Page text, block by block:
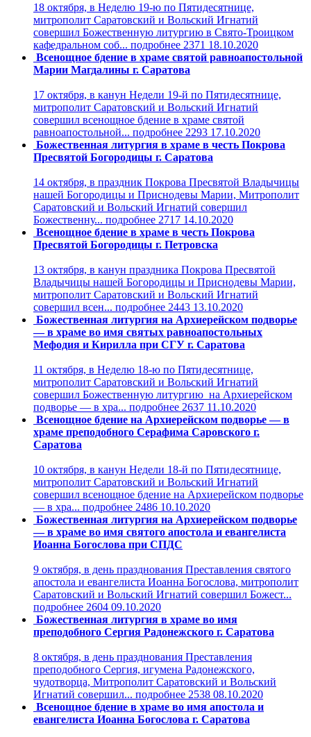
18 октября, в Неделю 19-ю по Пятидесятнице,
митрополит Саратовский и Вольский Игнатий
совершил Божественную литургию в Свято-Троицком
кафедральном соб... подробнее 2371 18.10.2020
Всенощное бдение в храме святой равноапостольной
Марии Магдалины г. Саратова
17 октября, в канун Недели 19-й по Пятидесятнице,
митрополит Саратовский и Вольский Игнатий
совершил всенощное бдение в храме святой
равноапостольной... подробнее 2293 17.10.2020
Божественная литургия в храме в честь Покрова
Пресвятой Богородицы г. Саратова
14 октября, в праздник Покрова Пресвятой Владычицы
нашей Богородицы и Приснодевы Марии, Митрополит
Саратовский и Вольский Игнатий совершил
Божественну... подробнее 2717 14.10.2020
Всенощное бдение в храме в честь Покрова
Пресвятой Богородицы г. Петровска
13 октября, в канун праздника Покрова Пресвятой
Владычицы нашей Богородицы и Приснодевы Марии,
митрополит Саратовский и Вольский Игнатий
совершил всен... подробнее 2443 13.10.2020
Божественная литургия на Архиерейском подворье
— в храме во имя святых равноапостольных
Мефодия и Кирилла при СГУ г. Саратова
11 октября, в Неделю 18-ю по Пятидесятнице,
митрополит Саратовский и Вольский Игнатий
совершил Божественную литургию на Архиерейском
подворье — в хра... подробнее 2637 11.10.2020
Всенощное бдение на Архиерейском подворье — в
храме преподобного Серафима Саровского г.
Саратова
10 октября, в канун Недели 18-й по Пятидесятнице,
митрополит Саратовский и Вольский Игнатий
совершил всенощное бдение на Архиерейском подворье
— в хра... подробнее 2486 10.10.2020
Божественная литургия на Архиерейском подворье
— в храме во имя святого апостола и евангелиста
Иоанна Богослова при СПДС
9 октября, в день празднования Преставления святого
апостола и евангелиста Иоанна Богослова, митрополит
Саратовский и Вольский Игнатий совершил Божест...
подробнее 2604 09.10.2020
Божественная литургия в храме во имя
преподобного Сергия Радонежского г. Саратова
8 октября, в день празднования Преставления
преподобного Сергия, игумена Радонежского,
чудотворца, Митрополит Саратовский и Вольский
Игнатий совершил... подробнее 2538 08.10.2020
Всенощное бдение в храме во имя апостола и
евангелиста Иоанна Богослова г. Саратова